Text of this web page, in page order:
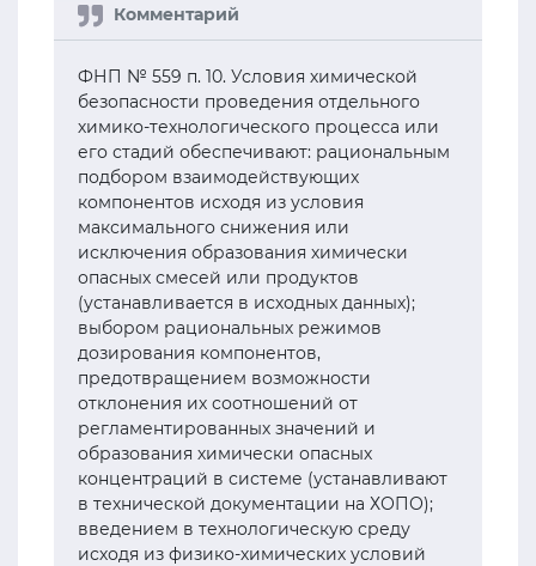
ФНП № 559 п. 10. Условия химической
безопасности проведения отдельного
химико-технологического процесса или
его стадий обеспечивают: рациональным
подбором взаимодействующих
компонентов исходя из условия
максимального снижения или
исключения образования химически
опасных смесей или продуктов
(устанавливается в исходных данных);
выбором рациональных режимов
дозирования компонентов,
предотвращением возможности
отклонения их соотношений от
регламентированных значений и
образования химически опасных
концентраций в системе (устанавливают
в технической документации на ХОПО);
введением в технологическую среду
исходя из физико-химических условий